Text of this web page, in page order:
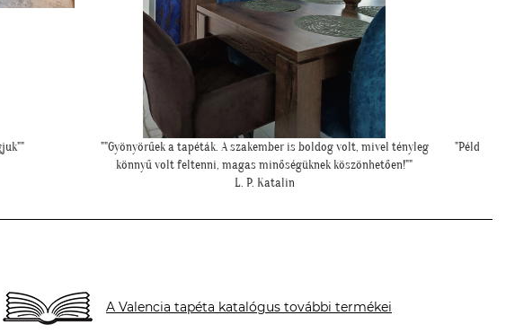
tényleg
"Példa értékű kedvesség és segítőkészség, hiperszuper 24 órán belüli
szállítással!"
U. Leila
A Valencia tapéta katalógus további termékei